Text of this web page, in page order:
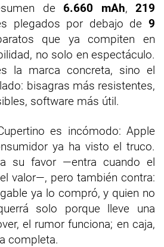
de 6.660 mAh, 219
plegados por debajo de 9
que ya compiten en
no solo en espectáculo.
la marca concreta, sino el
bisagras más resistentes,
software más útil.
es incómodo: Apple
ya ha visto el truco.
su favor —entra cuando el
valor—, pero también contra:
ya lo compró, y quien no
solo porque lleve una
el rumor funciona; en caja,
completa.